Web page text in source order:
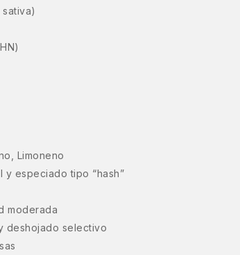
Limoneno
especiado tipo “hash”
moderada
deshojado selectivo